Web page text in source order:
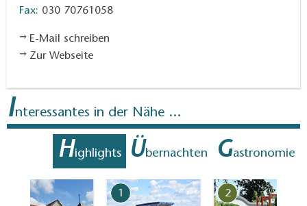
Fax: 030 70761058
E-Mail schreiben
Zur Webseite
Interessantes in der Nähe ...
Highlights Übernachten Gastronomie
1 2